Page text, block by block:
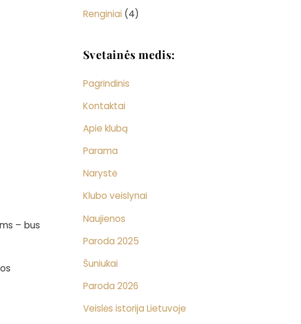
– bus
Renginiai (4)
Svetainės medis:
Pagrindinis
Kontaktai
Apie klubą
Parama
Narystė
Klubo veislynai
Naujienos
Paroda 2025
Šuniukai
Paroda 2026
Veislės istorija Lietuvoje